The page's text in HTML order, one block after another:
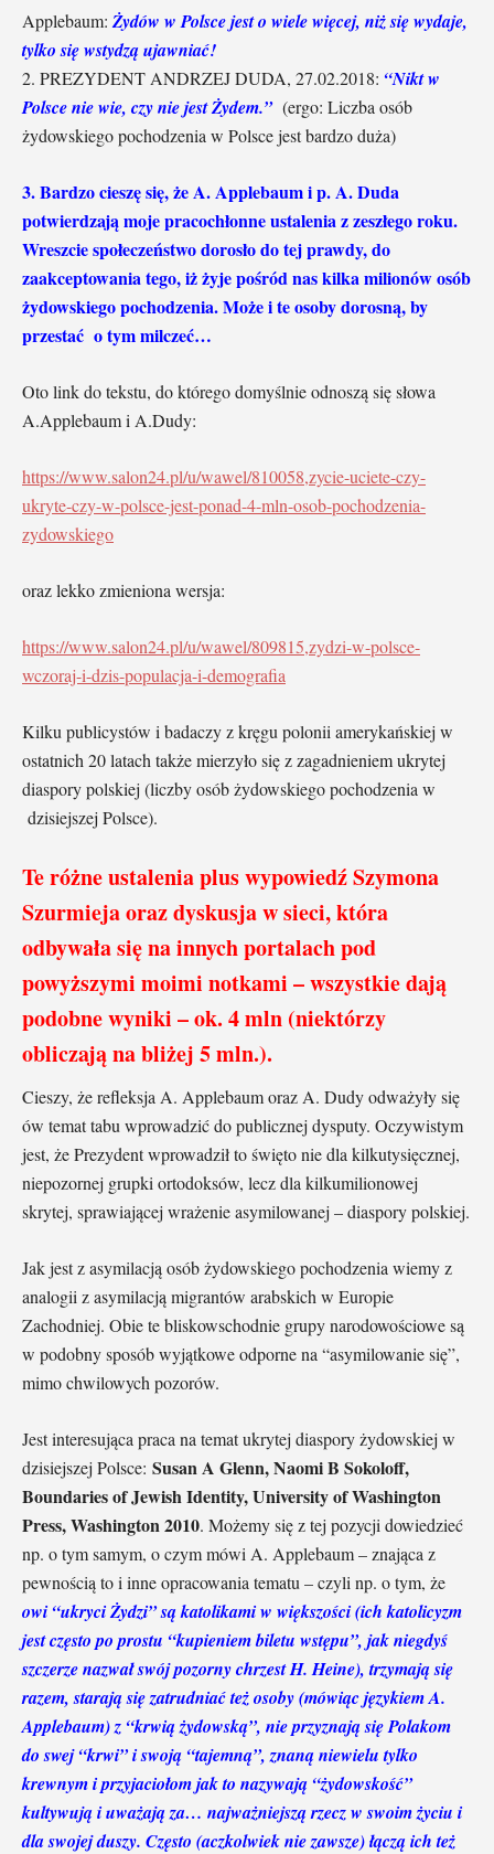
Applebaum: Żydów w Polsce jest o wiele więcej, niż się wydaje,
tylko się wstydzą ujawniać!
2. PREZYDENT ANDRZEJ DUDA, 27.02.2018: “Nikt w
Polsce nie wie, czy nie jest Żydem.”(ergo: Liczba osób
żydowskiego pochodzenia w Polsce jest bardzo duża)
3. Bardzo cieszę się, że A. Applebaum i p. A. Duda
potwierdzają moje pracochłonne ustalenia z zeszłego roku.
Wreszcie społeczeństwo dorosło do tej prawdy, do
zaakceptowania tego, iż żyje pośród nas kilka milionów osób
żydowskiego pochodzenia. Może i te osoby dorosną, by
przestać o tym milczeć…
Oto link do tekstu, do którego domyślnie odnoszą się słowa
A.Applebaum i A.Dudy:
https://www.salon24.pl/u/wawel/810058,zycie-uciete-czy-
ukryte-czy-w-polsce-jest-ponad-4-mln-osob-pochodzenia-
zydowskiego
oraz lekko zmieniona wersja:
https://www.salon24.pl/u/wawel/809815,zydzi-w-polsce-
wczoraj-i-dzis-populacja-i-demografia
Kilku publicystów i badaczy z kręgu polonii amerykańskiej w
ostatnich 20 latach także mierzyło się z zagadnieniem ukrytej
diaspory polskiej (liczby osób żydowskiego pochodzenia w
dzisiejszej Polsce).
Te różne ustalenia plus wypowiedź Szymona
Szurmieja oraz dyskusja w sieci, która
odbywała się na innych portalach pod
powyższymi moimi notkami – wszystkie dają
podobne wyniki – ok. 4 mln (niektórzy
obliczają na bliżej 5 mln.).
Cieszy, że refleksja A. Applebaum oraz A. Dudy odważyły się
ów temat tabu wprowadzić do publicznej dysputy. Oczywistym
jest, że Prezydent wprowadził to święto nie dla kilkutysięcznej,
niepozornej grupki ortodoksów, lecz dla kilkumilionowej
skrytej, sprawiającej wrażenie asymilowanej – diaspory polskiej.
Jak jest z asymilacją osób żydowskiego pochodzenia wiemy z
analogii z asymilacją migrantów arabskich w Europie
Zachodniej. Obie te bliskowschodnie grupy narodowościowe są
w podobny sposób wyjątkowe odporne na “asymilowanie się”,
mimo chwilowych pozorów.
Jest interesująca praca na temat ukrytej diaspory żydowskiej w
dzisiejszej Polsce: Susan A Glenn, Naomi B Sokoloff,
Boundaries of Jewish Identity, University of Washington
Press, Washington 2010. Możemy się z tej pozycji dowiedzieć
np. o tym samym, o czym mówi A. Applebaum – znająca z
pewnością to i inne opracowania tematu – czyli np. o tym, że
owi “ukryci Żydzi” są katolikami w większości (ich katolicyzm
jest często po prostu “kupieniem biletu wstępu”, jak niegdyś
szczerze nazwał swój pozorny chrzest H. Heine), trzymają się
razem, starają się zatrudniać też osoby (mówiąc językiem A.
Applebaum) z “krwią żydowską”, nie przyznają się Polakom
do swej “krwi” i swoją “tajemną”, znaną niewielu tylko
krewnym i przyjaciołom jak to nazywają “żydowskość”
kultywują i uważają za… najważniejszą rzecz w swoim życiu i
dla swojej duszy. Często (aczkolwiek nie zawsze) łączą ich też